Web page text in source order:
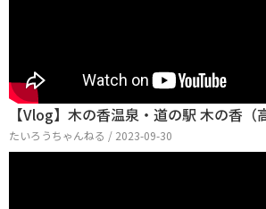
【Vlog】木の香温泉・道の駅 木の香（
たいろうちゃんねる / 2023-09-30